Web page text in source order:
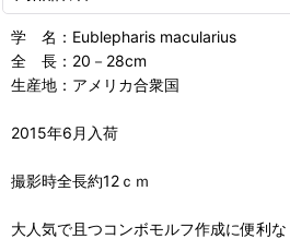
学 名：Eublepharis macularius
全 長：20－28cm
生産地：アメリカ合衆国
2015年6月入荷
撮影時全長約12ｃｍ
大人気で且つコンボモルフ作成に便利な